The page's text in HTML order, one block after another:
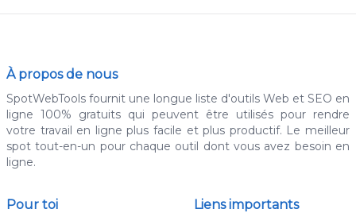
À propos de nous
SpotWebTools fournit une longue liste d'outils Web et SEO en
ligne 100% gratuits qui peuvent être utilisés pour rendre
votre travail en ligne plus facile et plus productif. Le meilleur
spot tout-en-un pour chaque outil dont vous avez besoin en
ligne.
Pour toi Liens importants